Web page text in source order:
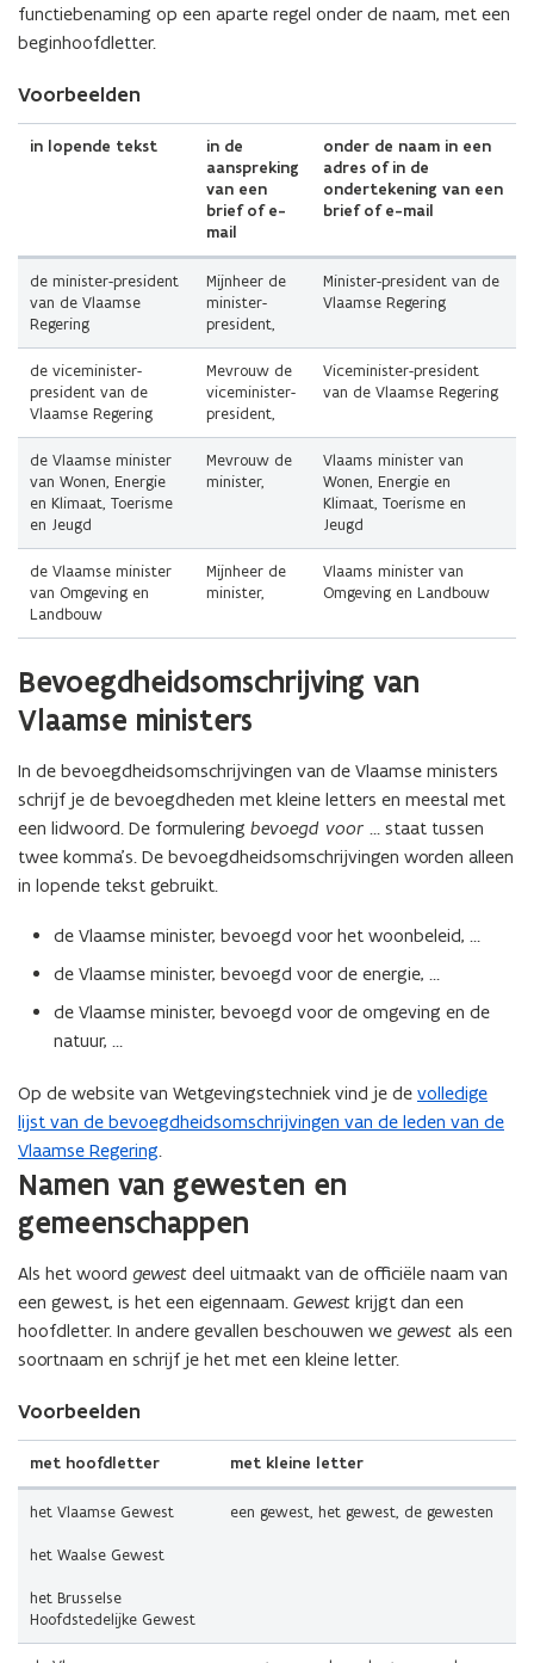
functiebenaming op een aparte regel onder de naam, met een
beginhoofdletter.
Voorbeelden
in lopende tekst
in de
aanspreking
van een
brief of e-
mail
onder de naam in een
adres of in de
ondertekening van een
brief of e-mail
de minister-president
van de Vlaamse
Regering
Mijnheer de
minister-
president,
Minister-president van de
Vlaamse Regering
de viceminister-
president van de
Vlaamse Regering
Mevrouw de
viceminister-
president,
Viceminister-president
van de Vlaamse Regering
de Vlaamse minister
van Wonen, Energie
en Klimaat, Toerisme
en Jeugd
Mevrouw de
minister,
Vlaams minister van
Wonen, Energie en
Klimaat, Toerisme en
Jeugd
de Vlaamse minister
van Omgeving en
Landbouw
Mijnheer de
minister,
Vlaams minister van
Omgeving en Landbouw
Bevoegdheidsomschrijving van
Vlaamse ministers
In de bevoegdheidsomschrijvingen van de Vlaamse ministers
schrijf je de bevoegdheden met kleine letters en meestal met
een lidwoord. De formulering bevoegd voor … staat tussen
twee komma’s. De bevoegdheidsomschrijvingen worden alleen
in lopende tekst gebruikt.
de Vlaamse minister, bevoegd voor het woonbeleid, …
de Vlaamse minister, bevoegd voor de energie, …
de Vlaamse minister, bevoegd voor de omgeving en de
natuur, …
Op de website van Wetgevingstechniek vind je de volledige
lijst van de bevoegdheidsomschrijvingen van de leden van de
Vlaamse Regering.
Namen van gewesten en
gemeenschappen
Als het woord gewest deel uitmaakt van de officiële naam van
een gewest, is het een eigennaam. Gewest krijgt dan een
hoofdletter. In andere gevallen beschouwen we gewest als een
soortnaam en schrijf je het met een kleine letter.
Voorbeelden
met hoofdletter met kleine letter
het Vlaamse Gewest
het Waalse Gewest
het Brusselse
Hoofdstedelijke Gewest
een gewest, het gewest, de gewesten